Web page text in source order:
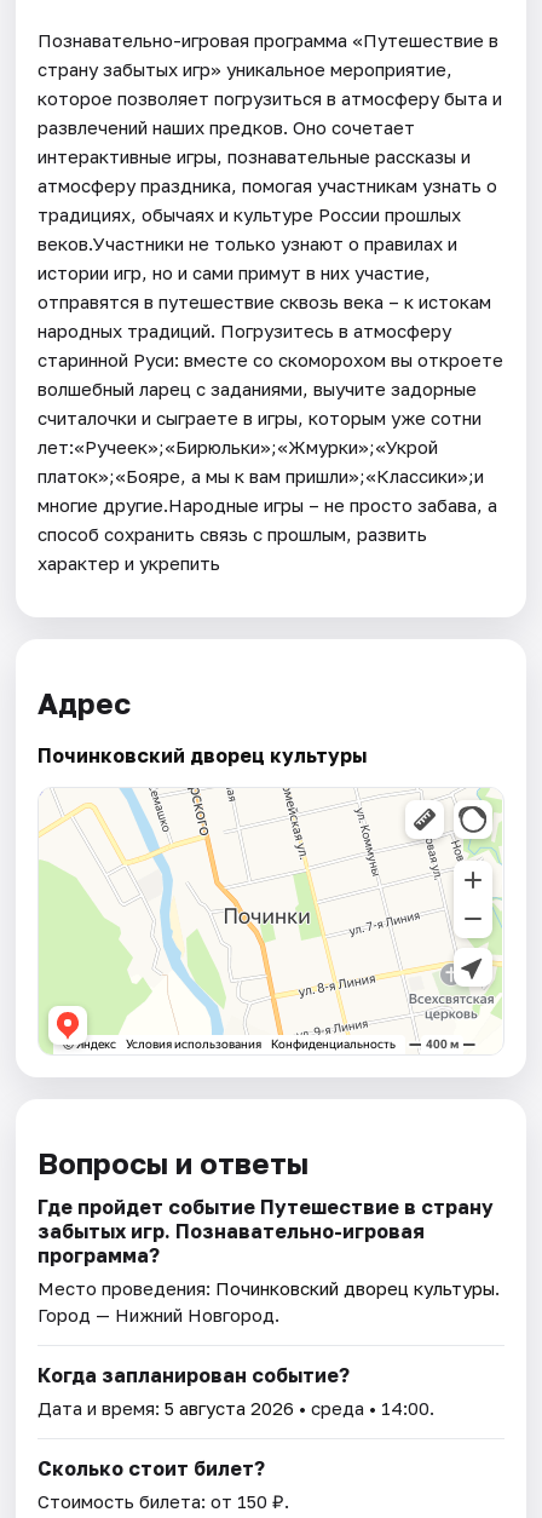
Познавательно-игровая программа «Путешествие в
страну забытых игр» уникальное мероприятие,
которое позволяет погрузиться в атмосферу быта и
развлечений наших предков. Оно сочетает
интерактивные игры, познавательные рассказы и
атмосферу праздника, помогая участникам узнать о
традициях, обычаях и культуре России прошлых
веков.Участники не только узнают о правилах и
истории игр, но и сами примут в них участие,
отправятся в путешествие сквозь века – к истокам
народных традиций. Погрузитесь в атмосферу
старинной Руси: вместе со скоморохом вы откроете
волшебный ларец с заданиями, выучите задорные
считалочки и сыграете в игры, которым уже сотни
лет:«Ручеек»;«Бирюльки»;«Жмурки»;«Укрой
платок»;«Бояре, а мы к вам пришли»;«Классики»;и
многие другие.Народные игры – не просто забава, а
способ сохранить связь с прошлым, развить
характер и укрепить
Адрес
Починковский дворец культуры
Вопросы и ответы
Где пройдет событие Путешествие в страну
забытых игр. Познавательно-игровая
программа?
Место проведения: Починковский дворец культуры.
Город — Нижний Новгород.
Когда запланирован событие?
Дата и время:5 августа 2026 • среда • 14:00.
Сколько стоит билет?
Стоимость билета: от 150 ₽.